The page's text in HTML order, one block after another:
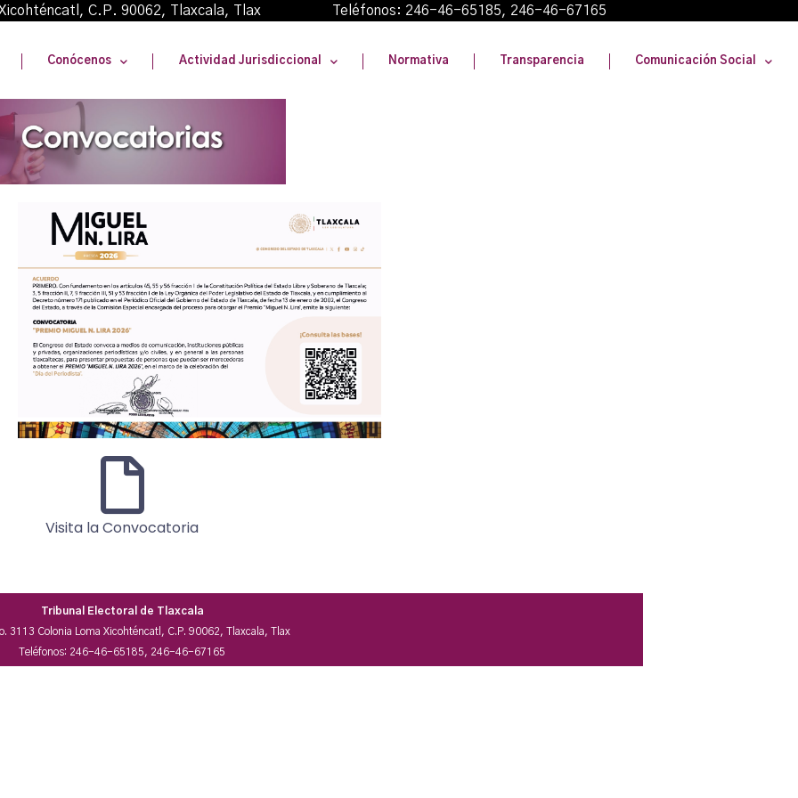
Xicohténcatl, C.P. 90062, Tlaxcala, Tlax Teléfonos: 246-46-65185, 246-46-67165
Conócenos Actividad Jurisdiccional Normativa Transparencia Comunicación Social
Visita la Convocatoria
Tribunal Electoral de Tlaxcala
3113 Colonia Loma Xicohténcatl, C.P. 90062, Tlaxcala, Tlax
Teléfonos: 246-46-65185, 246-46-67165